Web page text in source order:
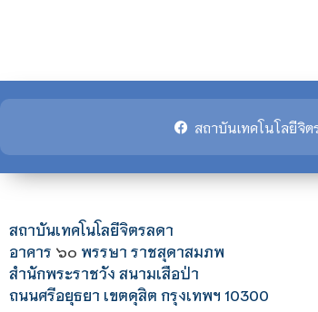
สถาบันเทคโนโลยีจิต
สถาบันเทคโนโลยีจิตรลดา
อาคาร ๖๐ พรรษา ราชสุดาสมภพ
สำนักพระราชวัง สนามเสือป่า
ถนนศรีอยุธยา เขตดุสิต กรุงเทพฯ 10300